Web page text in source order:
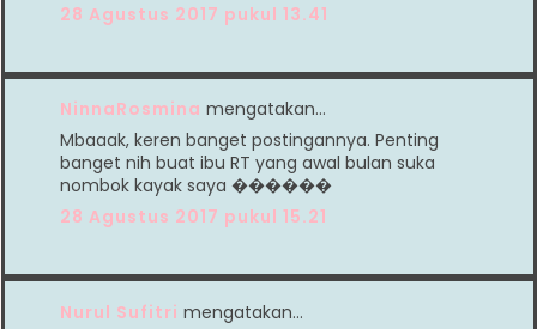
28 Agustus 2017 pukul 13.41
NinnaRosmina mengatakan…
Mbaaak, keren banget postingannya. Penting
banget nih buat ibu RT yang awal bulan suka
nombok kayak saya ������
28 Agustus 2017 pukul 15.21
Nurul Sufitri mengatakan…